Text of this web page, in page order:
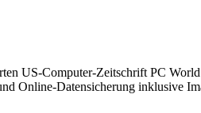
US-Computer-Zeitschrift PC
Online-Datensicherung inklusive